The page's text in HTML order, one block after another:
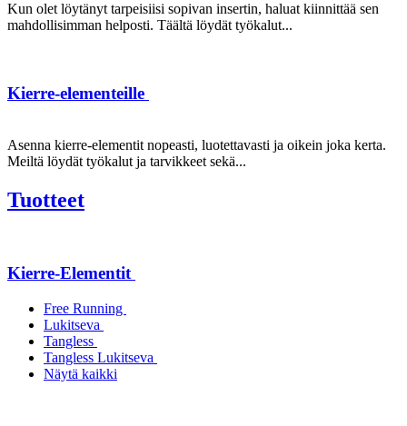
Kun olet löytänyt tarpeisiisi sopivan insertin, haluat kiinnittää sen
mahdollisimman helposti. Täältä löydät työkalut...
Kierre-elementeille
Asenna kierre-elementit nopeasti, luotettavasti ja oikein joka kerta.
Meiltä löydät työkalut ja tarvikkeet sekä...
Tuotteet
Kierre-Elementit
Free Running
Lukitseva
Tangless
Tangless Lukitseva
Näytä kaikki